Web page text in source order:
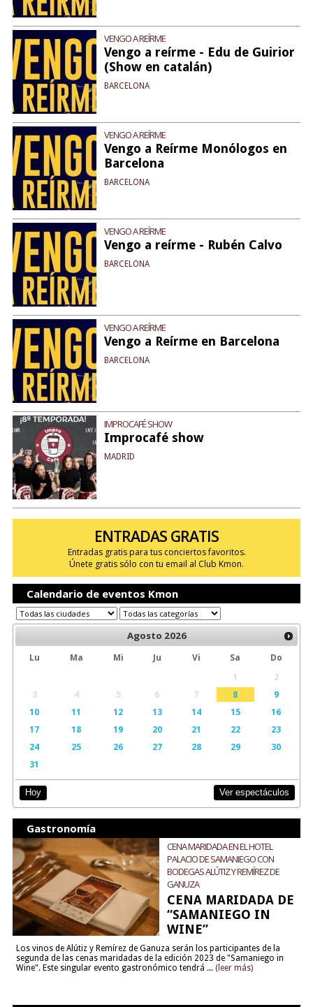
VENGO A REÍRME
Vengo a reírme - Edu de Guirior
(Show en catalán)
BARCELONA
VENGO A REÍRME
Vengo a Reírme Monólogos en
Barcelona
BARCELONA
VENGO A REÍRME
Vengo a reírme - Rubén Calvo
BARCELONA
VENGO A REÍRME
Vengo a Reírme en Barcelona
BARCELONA
IMPROCAFÉ SHOW
Improcafé show
MADRID
ENTRADAS GRATIS
Entradas gratis para tus conciertos favoritos.
Únete gratis sólo con tu email al Club Kmon.
Calendario de eventos Kmon
Agosto 2026
Lu Ma Mi Ju Vi Sa
Do
1
2
3
4 5 6 7 8
9
10
11 12 13 14 15
16
17
18 19 20 21 22
23
24
25 26 27 28 29
30
31
Hoy Ver espectáculos
Gastronomía
CENA MARIDADA EN EL HOTEL
PALACIO DE SAMANIEGO CON
BODEGAS ALÚTIZ Y REMÍREZ DE
GANUZA
CENA MARIDADA DE
“SAMANIEGO IN
WINE”
Los vinos de Alútiz y Remírez de Ganuza serán los participantes de la
segunda de las cenas maridadas de la edición 2023 de "Samaniego in
Wine". Este singular evento gastronómico tendrá ... (leer más)